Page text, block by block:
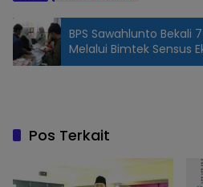
BPS Sawahlunto Bekali
Melalui Bimtek Sensus
Pos Terkait